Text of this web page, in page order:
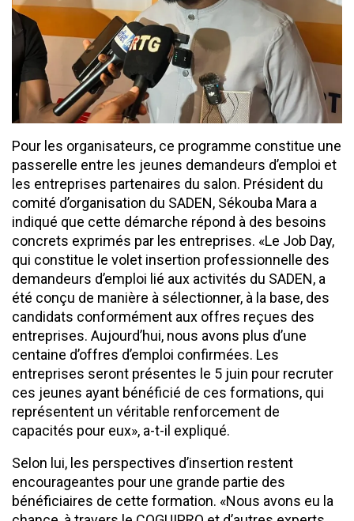
Pour les organisateurs, ce programme constitue une
passerelle entre les jeunes demandeurs d’emploi et
les entreprises partenaires du salon. Président du
comité d’organisation du SADEN, Sékouba Mara a
indiqué que cette démarche répond à des besoins
concrets exprimés par les entreprises. «Le Job Day,
qui constitue le volet insertion professionnelle des
demandeurs d’emploi lié aux activités du SADEN, a
été conçu de manière à sélectionner, à la base, des
candidats conformément aux offres reçues des
entreprises. Aujourd’hui, nous avons plus d’une
centaine d’offres d’emploi confirmées. Les
entreprises seront présentes le 5 juin pour recruter
ces jeunes ayant bénéficié de ces formations, qui
représentent un véritable renforcement de
capacités pour eux», a-t-il expliqué.
Selon lui, les perspectives d’insertion restent
encourageantes pour une grande partie des
bénéficiaires de cette formation. «Nous avons eu la